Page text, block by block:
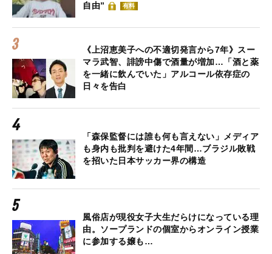
自由”
有料
《上沼恵美子への不適切発言から7年》スー
マラ武智、誹謗中傷で酒量が増加…「酒と薬
を一緒に飲んでいた」アルコール依存症の
日々を告白
「森保監督には誰も何も言えない」メディア
も身内も批判を避けた4年間…ブラジル敗戦
を招いた日本サッカー界の構造
風俗店が現役女子大生だらけになっている理
由。ソープランドの個室からオンライン授業
に参加する嬢も…